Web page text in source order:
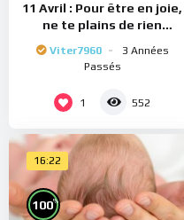
11 Avril : Pour être en joie,
ne te plains de rien
Viter7960
3 Années
Passés
1 552
16:22
100%